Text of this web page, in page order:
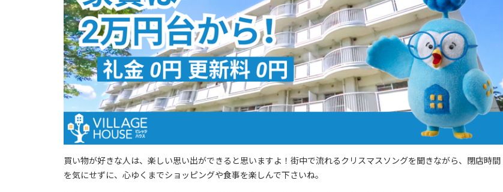
買い物が好きな人は、楽しい思い出ができると思いますよ！街中で流れるクリスマスソングを聞きながら、閉店時間
を気にせずに、心ゆくまでショッピングや食事を楽しんで下さいね。